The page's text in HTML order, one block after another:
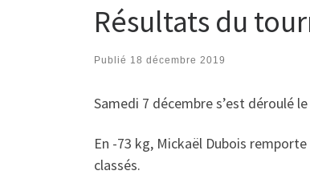
Résultats du
Publié 18 décembre 2019
Samedi 7 décembre s’est déroulé
En -73 kg, Mickaël Dubois
classés.